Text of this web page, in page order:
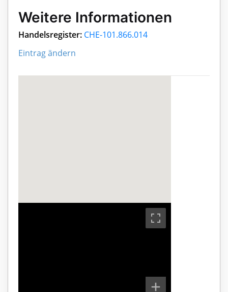
Weitere Informationen
Handelsregister: CHE-101.866.014
Eintrag ändern